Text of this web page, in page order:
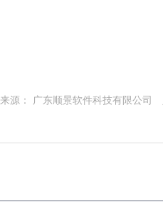
来源： 广东顺景软件科技有限公司